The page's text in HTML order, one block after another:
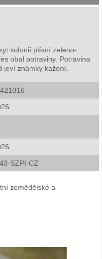
kolonií plísní zeleno-
obal potraviny. Potravina
jeví známky kažení.
SZPI-CZ
zemědělské a